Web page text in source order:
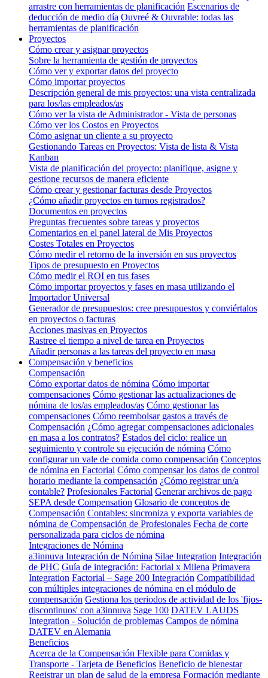
arrastre con herramientas de planificación Escenarios de
deducción de medio día Ouvreé & Ouvrable: todas las
herramientas de planificación
Proyectos
Cómo crear y asignar proyectos
Sobre la herramienta de gestión de proyectos
Cómo ver y exportar datos del proyecto
Cómo importar proyectos
Descripción general de mis proyectos: una vista centralizada
para los/las empleados/as
Cómo ver la vista de Administrador - Vista de personas
Cómo ver los Costos en Proyectos
Cómo asignar un cliente a su proyecto
Gestionando Tareas en Proyectos: Vista de lista & Vista
Kanban
Vista de planificación del proyecto: planifique, asigne y
gestione recursos de manera eficiente
Cómo crear y gestionar facturas desde Proyectos
¿Cómo añadir proyectos en turnos registrados?
Documentos en proyectos
Preguntas frecuentes sobre tareas y proyectos
Comentarios en el panel lateral de Mis Proyectos
Costes Totales en Proyectos
Cómo medir el retorno de la inversión en sus proyectos
Tipos de presupuesto en Proyectos
Cómo medir el ROI en tus fases
Cómo importar proyectos y fases en masa utilizando el
Importador Universal
Generador de presupuestos: cree presupuestos y conviértalos
en proyectos o facturas
Acciones masivas en Proyectos
Rastree el tiempo a nivel de tarea en Proyectos
Añadir personas a las tareas del proyecto en masa
Compensación y beneficios
Compensación
Cómo exportar datos de nómina Cómo importar
compensaciones Cómo gestionar las actualizaciones de
nómina de los/as empleados/as Cómo gestionar las
compensaciones Cómo reembolsar gastos a través de
Compensación ¿Cómo agregar compensaciones adicionales
en masa a los contratos? Estados del ciclo: realice un
seguimiento y controle su ejecución de nómina Cómo
configurar un vale de comida como compensación Conceptos
de nómina en Factorial Cómo compensar los datos de control
horario mediante la compensación ¿Cómo registrar un/a
contable? Profesionales Factorial Generar archivos de pago
SEPA desde Compensation Glosario de conceptos de
Compensación Contables: sincroniza y exporta variables de
nómina de Compensación de Profesionales Fecha de corte
personalizada para ciclos de nómina
Integraciones de Nómina
a3innuva Integración de Nómina Silae Integration Integración
de PHC Guía de integración: Factorial x Milena Primavera
Integration Factorial – Sage 200 Integración Compatibilidad
con múltiples integraciones de nómina en el módulo de
compensación Gestiona los periodos de actividad de los 'fijos-
discontinuos' con a3innuva Sage 100 DATEV LAUDS
Integration - Solución de problemas Campos de nómina
DATEV en Alemania
Beneficios
Acerca de la Compensación Flexible para Comidas y
Transporte - Tarjeta de Beneficios Beneficio de bienestar
Registrar un plan de salud de la empresa Formación mediante